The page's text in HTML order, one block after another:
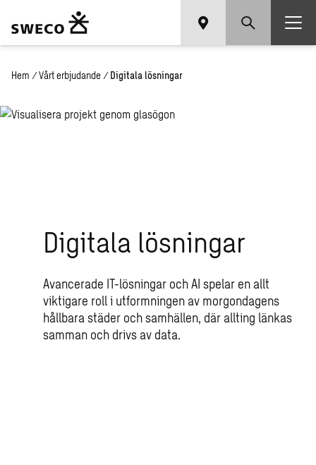
Hem / Vårt erbjudande / Digitala lösningar
Digitala lösningar
Avancerade IT-lösningar och AI spelar en allt
viktigare roll i utformningen av morgondagens
hållbara städer och samhällen, där allting länkas
samman och drivs av data.